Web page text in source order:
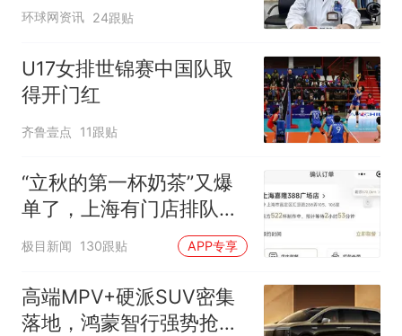
青没事，晚上再吃却出现
幻觉被紧急送医！
环球网资讯 24跟贴
U17女排世锦赛中国队取
得开门红
齐鲁壹点 11跟贴
“立秋的第一杯奶茶”又爆
单了，上海有门店排队超
500杯，店员：今天奶茶
店都很忙，要等2个多小
时
极目新闻 130跟贴 APP专享
高端MPV+硬派SUV密集
落地，鸿蒙智行强势抢占